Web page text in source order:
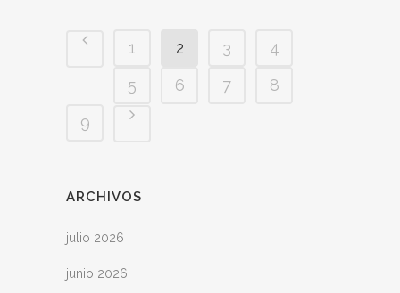
1 2 3
4
5
6 7
8
9
ARCHIVOS
julio 2026
junio 2026